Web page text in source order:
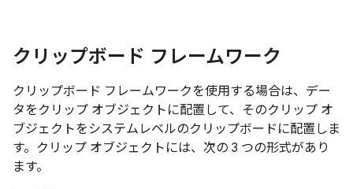
クリップボード フレームワーク
クリップボード フレームワークを使用する場合は、デー
タをクリップ オブジェクトに配置して、そのクリップ オ
ブジェクトをシステムレベルのクリップボードに配置しま
す。クリップ オブジェクトには、次の 3 つの形式があり
ます。